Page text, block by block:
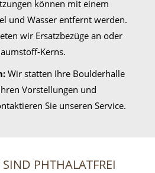
können mit einem
und Wasser entfernt werden.
wir Ersatzbezüge an oder
Kerns.
Wir statten Ihre Boulderhalle
Vorstellungen und
Sie unseren Service.
PHTHALATFREI